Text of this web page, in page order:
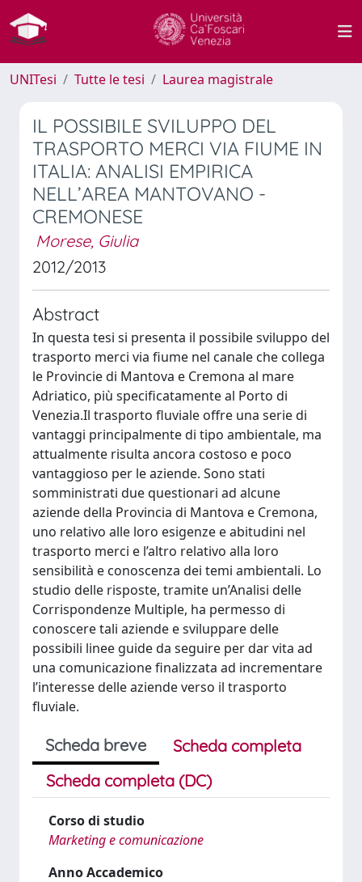
UNITesi Tutte le tesi Laurea magistrale
IL POSSIBILE SVILUPPO DEL
TRASPORTO MERCI VIA FIUME IN
ITALIA: ANALISI EMPIRICA
NELL’AREA MANTOVANO -
CREMONESE
Morese, Giulia
2012/2013
Abstract
In questa tesi si presenta il possibile sviluppo del
trasporto merci via fiume nel canale che collega
le Provincie di Mantova e Cremona al mare
Adriatico, più specificatamente al Porto di
Venezia.Il trasporto fluviale offre una serie di
vantaggi principalmente di tipo ambientale, ma
attualmente risulta ancora costoso e poco
vantaggioso per le aziende. Sono stati
somministrati due questionari ad alcune
aziende della Provincia di Mantova e Cremona,
uno relativo alle loro esigenze e abitudini nel
trasporto merci e l’altro relativo alla loro
sensibilità e conoscenza dei temi ambientali. Lo
studio delle risposte, tramite un’Analisi delle
Corrispondenze Multiple, ha permesso di
conoscere tali aziende e sviluppare delle
possibili linee guide da seguire per dar vita ad
una comunicazione finalizzata ad incrementare
l’interesse delle aziende verso il trasporto
fluviale.
Scheda breve
Scheda completa
Scheda completa (DC)
Corso di studio
Marketing e comunicazione
Anno Accademico